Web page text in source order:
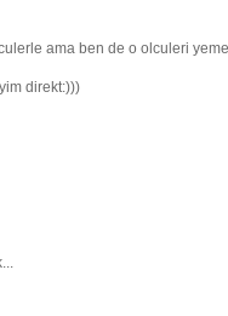
ama ben de o olculeri
direkt:)))